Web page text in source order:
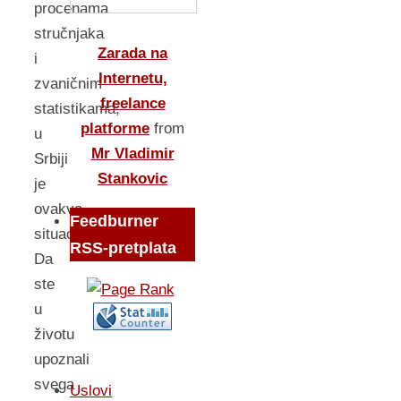
procenama
stručnjaka
i
zvaničnim
statistikama,
u
Srbiji
je
ovakva
situacija.
Da
ste
u
životu
upoznali
svega
Zarada na
Internetu,
freelance
platforme from
Mr Vladimir
Stankovic
Feedburner
RSS-pretplata
Uslovi